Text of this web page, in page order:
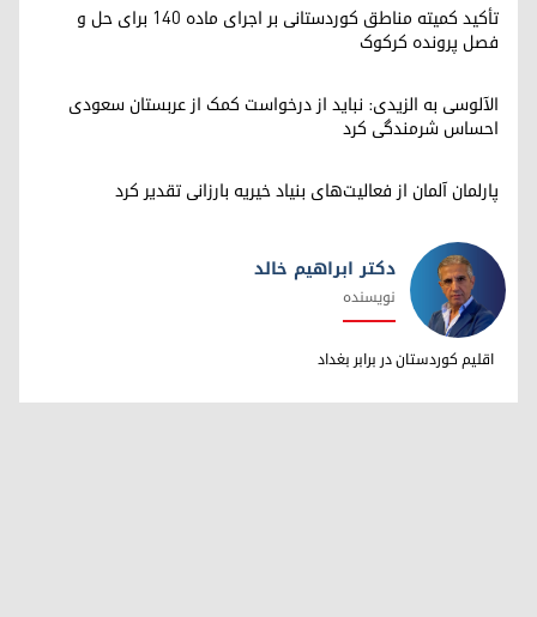
تأکید کمیته مناطق کوردستانی بر اجرای ماده ۱۴۰ برای حل و
فصل پرونده کرکوک
الآلوسی به الزیدی: نباید از درخواست کمک از عربستان سعودی
احساس شرمندگی کرد
پارلمان آلمان از فعالیت‌های بنیاد خیریه بارزانی تقدیر کرد
دکتر ابراهیم خالد
دکتر ابراهیم خالد
نویسنده
اقلیم کوردستان در برابر بغداد